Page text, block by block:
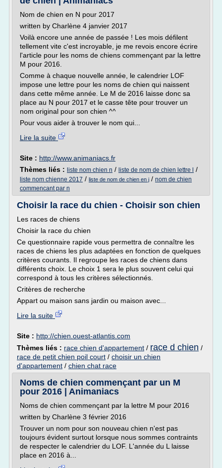
Nom de chien en N pour 2017
written by Charlène 4 janvier 2017
Voilà encore une année de passée ! Les mois défilent
tellement vite c'est incroyable, je me revois encore écrire
l'article pour les noms de chiens commençant par la lettre
M pour 2016.
Comme à chaque nouvelle année, le calendrier LOF
impose une lettre pour les noms de chien qui naissent
dans cette même année. Le M de 2016 laisse donc sa
place au N pour 2017 et le casse tête pour trouver un
nom original pour son chien ^^
Pour vous aider à trouver le nom qui...
Lire la suite
Site : http://www.animaniacs.fr
Thèmes liés : liste nom chien n / liste de nom de chien lettre l /
liste nom chienne 2017 / liste de nom de chien en j / nom de chien
commencant par n
Choisir la race du chien - Choisir son chien
Les races de chiens
Choisir la race du chien
Ce questionnaire rapide vous permettra de connaître les
races de chiens les plus adaptées en fonction de quelques
critères courants. Il regroupe les races de chiens dans
différents choix. Le choix 1 sera le plus souvent celui qui
correspond à tous les critères sélectionnés.
Critères de recherche
Appart ou maison sans jardin ou maison avec...
Lire la suite
Site : http://chien.ouest-atlantis.com
Thèmes liés : race chien d'appartement / race d chien /
race de petit chien poil court / choisir un chien
d'appartement / chien chat race
Noms de chien commençant par un M
pour 2016 | Animaniacs
Noms de chien commençant par la lettre M pour 2016
written by Charlène 3 février 2016
Trouver un nom pour son nouveau chien n'est pas
toujours évident surtout lorsque nous sommes contraints
de respecter le calendrier du LOF. L'année du L laisse
place en 2016 à...